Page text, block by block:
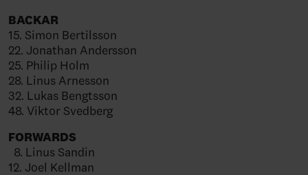
BACKAR
15. Simon Bertilsson
22. Jonathan Andersson
25. Philip Holm
28. Linus Arnesson
32. Lukas Bengtsson
48. Viktor Svedberg
FORWARDS
8. Linus Sandin
12. Joel Kellman